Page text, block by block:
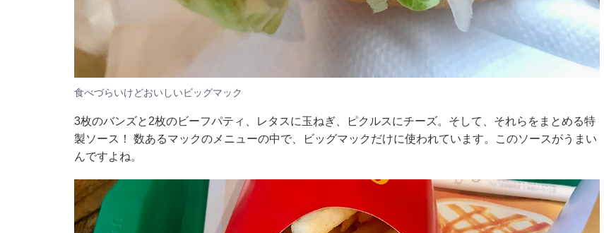
食べづらいけどおいしいビッグマック
3枚のバンズと2枚のビーフパティ、レタスに玉ねぎ、ピクルスにチーズ。そして、それらをまとめる特
製ソース！ 数あるマックのメニューの中で、ビッグマックだけに使われています。このソースがうまい
んですよね。